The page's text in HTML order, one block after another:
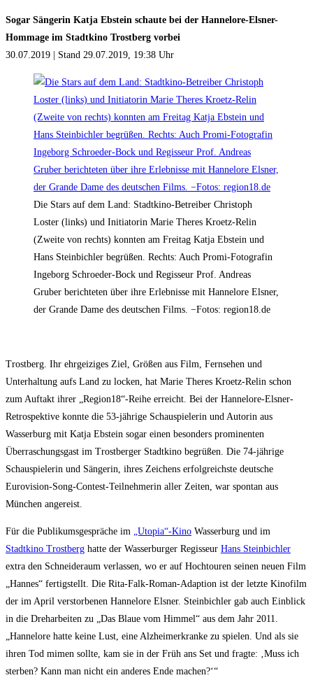
Sogar Sängerin Katja Ebstein schaute bei der Hannelore-Elsner-
Hommage im Stadtkino Trostberg vorbei
30.07.2019 | Stand 29.07.2019, 19:38 Uhr
Die Stars auf dem Land: Stadtkino-Betreiber Christoph
Loster (links) und Initiatorin Marie Theres Kroetz-Relin
(Zweite von rechts) konnten am Freitag Katja Ebstein und
Hans Steinbichler begrüßen. Rechts: Auch Promi-Fotografin
Ingeborg Schroeder-Bock und Regisseur Prof. Andreas
Gruber berichteten über ihre Erlebnisse mit Hannelore Elsner,
der Grande Dame des deutschen Films. −Fotos: region18.de
Trostberg. Ihr ehrgeiziges Ziel, Größen aus Film, Fernsehen und
Unterhaltung aufs Land zu locken, hat Marie Theres Kroetz-Relin schon
zum Auftakt ihrer „Region18“-Reihe erreicht. Bei der Hannelore-Elsner-
Retrospektive konnte die 53-jährige Schauspielerin und Autorin aus
Wasserburg mit Katja Ebstein sogar einen besonders prominenten
Überraschungsgast im Trostberger Stadtkino begrüßen. Die 74-jährige
Schauspielerin und Sängerin, ihres Zeichens erfolgreichste deutsche
Eurovision-Song-Contest-Teilnehmerin aller Zeiten, war spontan aus
München angereist.
Für die Publikumsgespräche im „Utopia“-Kino Wasserburg und im
Stadtkino Trostberg hatte der Wasserburger Regisseur Hans Steinbichler
extra den Schneideraum verlassen, wo er auf Hochtouren seinen neuen Film
„Hannes“ fertigstellt. Die Rita-Falk-Roman-Adaption ist der letzte Kinofilm
der im April verstorbenen Hannelore Elsner. Steinbichler gab auch Einblick
in die Dreharbeiten zu „Das Blaue vom Himmel“ aus dem Jahr 2011.
„Hannelore hatte keine Lust, eine Alzheimerkranke zu spielen. Und als sie
ihren Tod mimen sollte, kam sie in der Früh ans Set und fragte: ‚Muss ich
sterben? Kann man nicht ein anderes Ende machen?‘“